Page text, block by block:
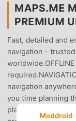
MAPS.ME
PREMIUM
Fast, detailed and
navigation –
navigation
you time planning
place with our
Moddroid